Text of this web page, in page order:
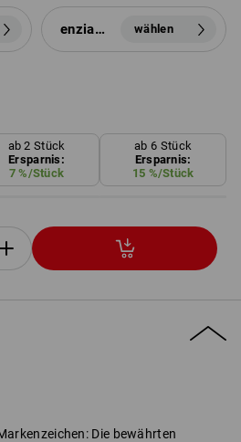
enzianblau wählen
ab 2 Stück
Ersparnis:
7%/Stück
ab 6 Stück
Ersparnis:
15 %/Stück
Die bewährten